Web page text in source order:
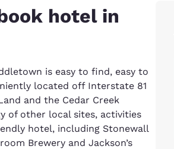
hotel in
is easy to find, easy to
located off Interstate 81
and the Cedar Creek
of other local sites, activities
hotel, including Stonewall
Brewery and Jackson’s